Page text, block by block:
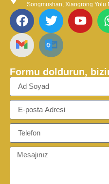
Songmushan, Xiangrong Yolu
Formu doldurun,